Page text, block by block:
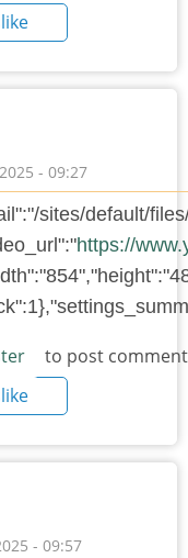
- 09:27
sites/default/
https://
to post
- 09:57